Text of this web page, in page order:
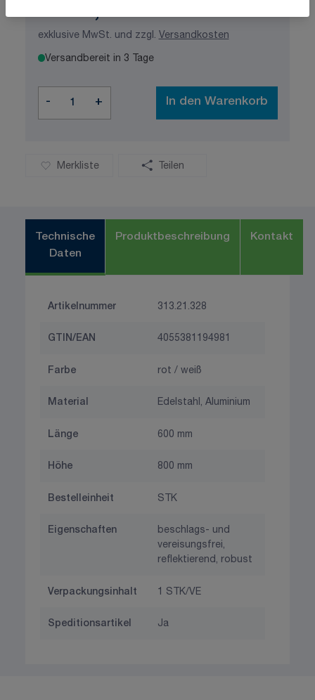
1.415,69 €
exklusive MwSt. und zzgl. Versandkosten
Versandbereit in 3 Tage
- + In den Warenkorb
Merkliste Teilen
Technische
Daten
Produktbeschreibung Kontakt
Artikelnummer 313.21.328
GTIN/EAN 4055381194981
Farbe rot / weiß
Material Edelstahl, Aluminium
Länge 600 mm
Höhe 800 mm
Bestelleinheit STK
Eigenschaften
beschlags- und
vereisungsfrei,
reflektierend, robust
Verpackungsinhalt 1 STK/VE
Speditionsartikel Ja